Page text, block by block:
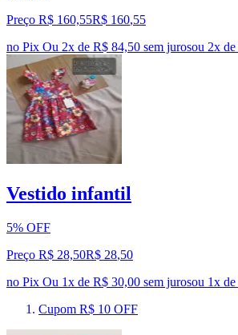
Preço R$ 160,55R$ 160,55
no Pix Ou 2x de R$ 84,50 sem jurosou 2x de
Vestido infantil
5% OFF
Preço R$ 28,50R$ 28,50
no Pix Ou 1x de R$ 30,00 sem jurosou 1x de
Cupom R$ 10 OFF